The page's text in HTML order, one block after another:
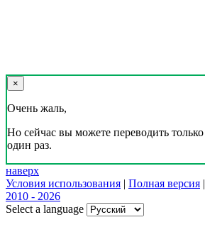
×
Очень жаль,
Но сейчас вы можете переводить только
один раз.
наверх
Условия использования | Полная версия |
2010 - 2026
Select a language